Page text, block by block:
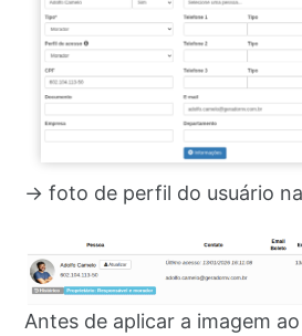
→ foto de perfil do usuário
Antes de aplicar a imagem